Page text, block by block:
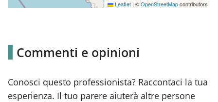
Leaflet | ©OpenStreetMapcontributors
Commenti e opinioni
Conosci questo professionista? Raccontaci la tua
esperienza. Il tuo parere aiuterà altre persone